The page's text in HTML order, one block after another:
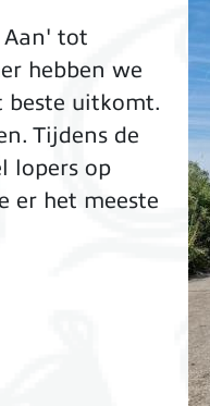
Aan' tot
hebben we
beste uitkomt.
Tijdens de
lopers op
er het meeste